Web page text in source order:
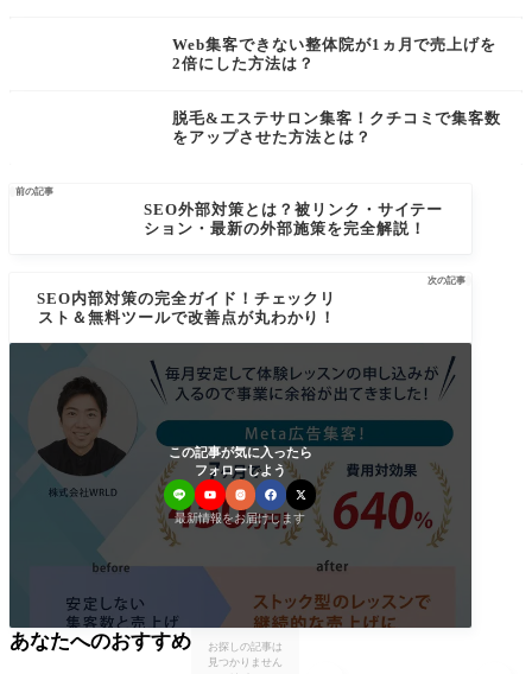
Web集客できない整体院が1ヵ月で売上げを
2倍にした方法は？
脱毛&エステサロン集客！クチコミで集客数
をアップさせた方法とは？
前の記事
SEO外部対策とは？被リンク・サイテー
ション・最新の外部施策を完全解説！
次の記事
SEO内部対策の完全ガイド！チェックリ
スト＆無料ツールで改善点が丸わかり！
この記事が気に入ったら
フォローしよう
最新情報をお届けします
あなたへのおすすめ
お探しの記事は
見つかりません